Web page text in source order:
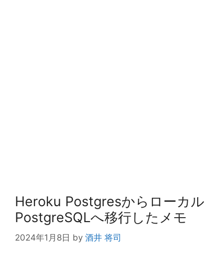
Heroku Postgresからローカル
PostgreSQLへ移行したメモ
2024年1月8日 by 酒井 将司